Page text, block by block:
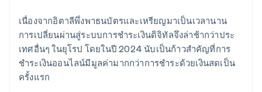
เนื่องจากอิตาลีพึ่งพาธนบัตรและเหรียญมาเป็นเวลานาน
การเปลี่ยนผ่านสู่ระบบการชำระเงินดิจิทัลจึงล่าช้ากว่าประ
เทศอื่นๆ ในยุโรป โดยในปี 2024 นับเป็นก้าวสำคัญที่การ
ชำระเงินออนไลน์มีมูลค่ามากกว่าการชำระด้วยเงินสดเป็น
ครั้งแรก